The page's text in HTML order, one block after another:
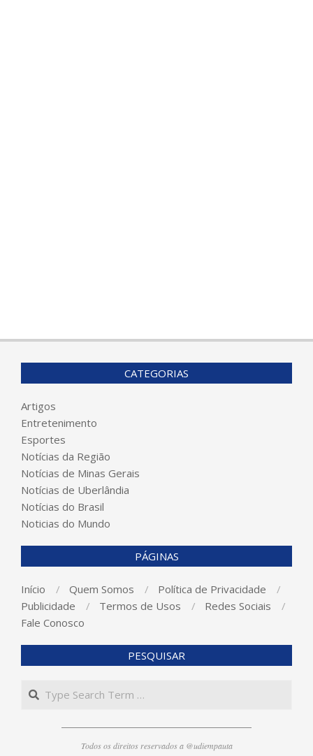
CATEGORIAS
Artigos
Entretenimento
Esportes
Notícias da Região
Notícias de Minas Gerais
Notícias de Uberlândia
Notícias do Brasil
Noticias do Mundo
PÁGINAS
Início Quem Somos
Política de Privacidade
Publicidade
Termos de Usos
Redes Sociais
Fale Conosco
PESQUISAR
Search
Todos os direitos reservados a @udiempauta